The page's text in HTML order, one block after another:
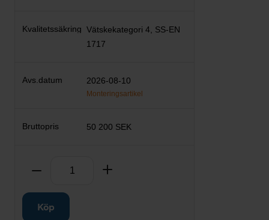
Vätskekategori 4, SS-EN
1717
2026-08-10
Monteringsartikel
50 200 SEK
Ta bort
Köp